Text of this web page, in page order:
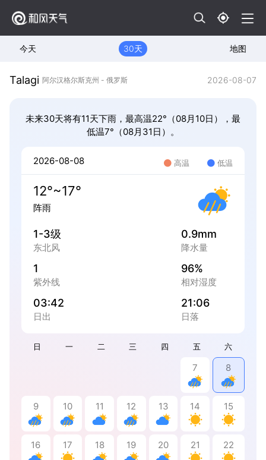
今天 30天 地图
Talagi 阿尔汉格尔斯克州 - 俄罗斯 2026-08-07
未来30天将有11天下雨，最高温22°（08月10日），最
低温7°（08月31日）。
日 一 二 三 四 五 六
7 8
9 10 11 12 13 14 15
16 17 18 19 20 21 22
2026-08-08 高温 低温
12°~17°
阵雨
1-3级
东北风
0.9mm
降水量
1
紫外线
96%
相对湿度
03:42
日出
21:06
日落